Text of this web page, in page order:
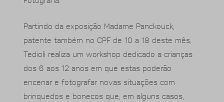
Partindo da exposição Madame Panckouck,
patente também no CPF de 10 a 18 deste mês,
Tedioli realiza um workshop dedicado a crianças
dos 6 aos 12 anos em que estas poderão
encenar e fotografar novas situações com
brinquedos e bonecos que, em alguns casos,